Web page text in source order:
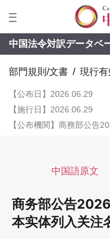
中国法令対訳データベ
部門規則/文書 / 現行有
【公布日】2026.06.29
【施行日】2026.06.29
【公布機関】商務部公告
中国語原文
商务部公告
本实体列入关注